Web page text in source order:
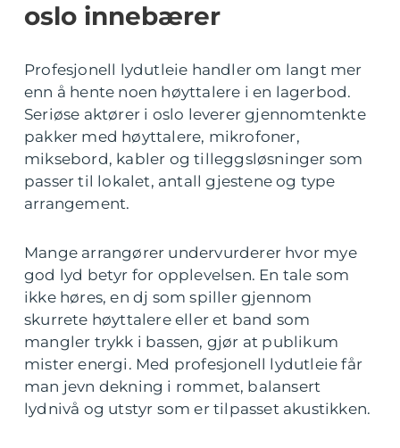
oslo innebærer
Profesjonell lydutleie handler om langt mer
enn å hente noen høyttalere i en lagerbod.
Seriøse aktører i oslo leverer gjennomtenkte
pakker med høyttalere, mikrofoner,
miksebord, kabler og tilleggsløsninger som
passer til lokalet, antall gjestene og type
arrangement.
Mange arrangører undervurderer hvor mye
god lyd betyr for opplevelsen. En tale som
ikke høres, en dj som spiller gjennom
skurrete høyttalere eller et band som
mangler trykk i bassen, gjør at publikum
mister energi. Med profesjonell lydutleie får
man jevn dekning i rommet, balansert
lydnivå og utstyr som er tilpasset akustikken.